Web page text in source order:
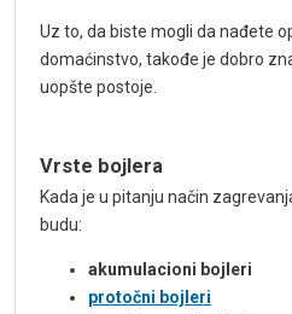
Uz to, da biste mogli da nađete
domaćinstvo, takođe je dobro
uopšte postoje.
Vrste bojlera
Kada je u pitanju način
budu:
akumulacioni bojleri
protočni bojleri